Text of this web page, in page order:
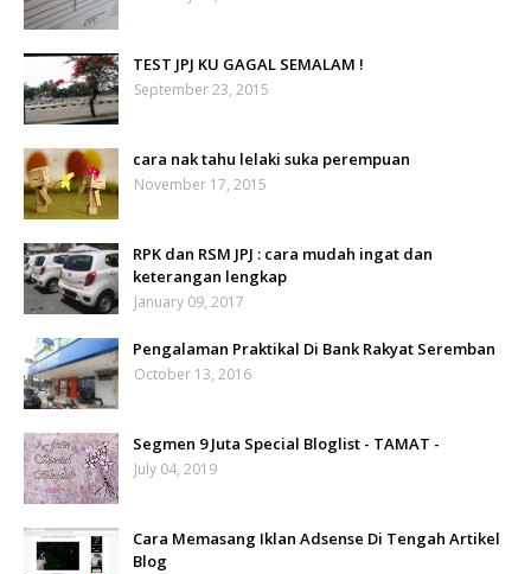
TEST JPJ KU GAGAL SEMALAM !
September 23, 2015
cara nak tahu lelaki suka perempuan
November 17, 2015
RPK dan RSM JPJ : cara mudah ingat dan
keterangan lengkap
January 09, 2017
Pengalaman Praktikal Di Bank Rakyat Seremban
October 13, 2016
Segmen 9 Juta Special Bloglist - TAMAT -
July 04, 2019
Cara Memasang Iklan Adsense Di Tengah Artikel
Blog